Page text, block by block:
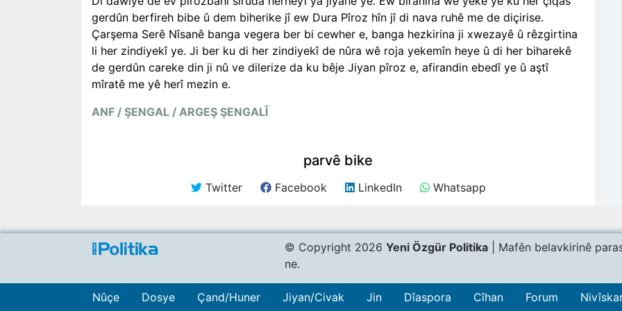
gerdûn berfireh bibe û dem biherike jî ew Dura Pîroz hîn jî di nava ruhê me de diçirise.
Çarşema Serê Nîsanê banga vegera ber bi cewher e, banga hezkirina ji xwezayê û rêzgirtina
li her zindiyekî ye. Ji ber ku di her zindiyekî de nûra wê roja yekemîn heye û di her biharekê
de gerdûn careke din ji nû ve dilerize da ku bêje Jiyan pîroz e, afirandin ebedî ye û aştî
mîratê me yê herî mezin e.
ANF / ŞENGAL / ARGEŞ ŞENGALÎ
parvê bike
Twitter Facebook LinkedIn Whatsapp
© Copyright 2026 Yeni Özgür Politika| Mafên belavkirinê
ne.
Nûçe Dosye Çand/Huner Jiyan/Civak Jin Dîaspora Cîhan Forum